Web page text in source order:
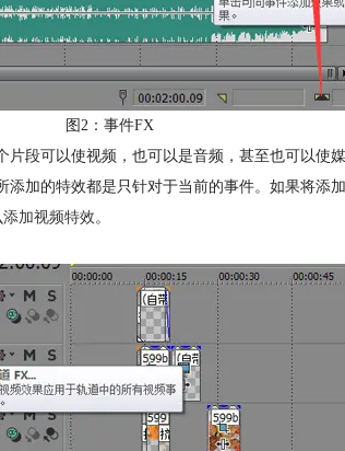
图2：事件FX
段可以使视频，也可以是音频，甚至也可以使
加的特效都是只针对于当前的事件。如果将添
添加视频特效。